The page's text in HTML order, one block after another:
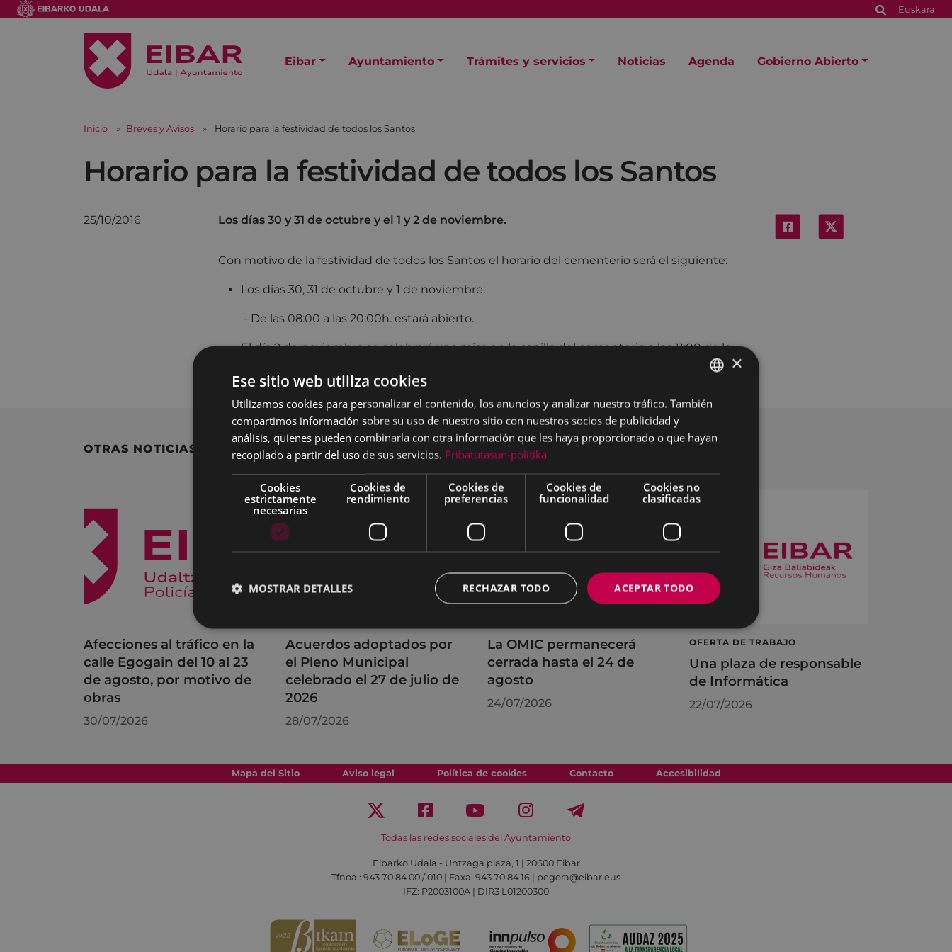
Euskara
Eibar Ayuntamiento Trámites y servicios Noticias Agenda Gobierno Abierto
Inicio Breves y Avisos Horario para la festividad de todos los Santos
Horario para la festividad de todos los Santos
25/10/2016 Los días 30 y 31 de octubre y el 1 y 2 de noviembre.
Con motivo de la festividad de todos los Santos el horario del cementerio será el siguiente:
Los días 30, 31 de octubre y 1 de noviembre:
- De las 08:00 a las 20:00h. estará abierto.
El día 2 de noviembre se celebrará una misa en la capilla del cementerio a las 11:00 de la
OTRAS NOTICIAS
Afecciones al tráfico en la
calle Egogain del 10 al 23
de agosto, por motivo de
obras
30/07/2026
Acuerdos adoptados por
el Pleno Municipal
celebrado el 27 de julio de
2026
28/07/2026
La OMIC permanecerá
cerrada hasta el 24 de
agosto
24/07/2026
OFERTA DE TRABAJO
Una plaza de responsable
de Informática
22/07/2026
Mapa del Sitio Aviso legal Política de cookies Contacto Accesibilidad
Todas las redes sociales del Ayuntamiento
Eibarko Udala - Untzaga plaza, 1 | 20600 Eibar
Tfnoa.: 943 70 84 00 / 010 | Faxa: 943 70 84 16 | pegora@eibar.eus
IFZ: P2003100A | DIR3 L01200300
BASQUE
×
Ese sitio web utiliza cookies
Utilizamos cookies para personalizar el contenido, los anuncios y analizar nuestro tráfico. También
compartimos información sobre su uso de nuestro sitio con nuestros socios de publicidad y
análisis, quienes pueden combinarla con otra información que les haya proporcionado o que hayan
recopilado a partir del uso de sus servicios. Pribatutasun-politika
Cookies
estrictamente
necesarias
Cookies de
rendimiento
Cookies de
preferencias
Cookies de
funcionalidad
Cookies no
clasificadas
ACEPTAR TODO
RECHAZAR TODO
MOSTRAR DETALLES